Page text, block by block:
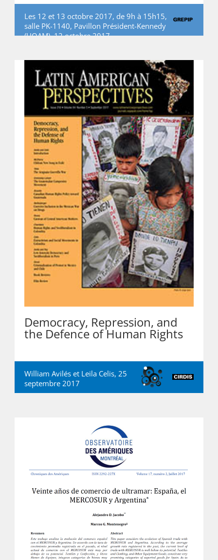
Les 12 et 13 octobre 2017, de 9h à 15h15,
salle PK-1140, Pavillon Président-Kennedy
(UQAM), 12 octobre 2017
Democracy, Repression, and
the Defence of Human Rights
William Avilés et Leila Celis, 25
septembre 2017